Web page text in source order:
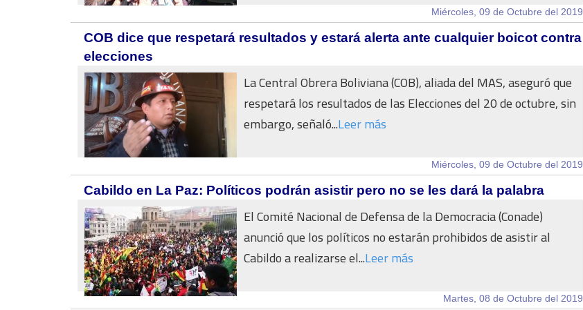
Miércoles, 09 de Octubre del 2019
COB dice que respetará resultados y estará alerta ante cualquier boicot contra
elecciones
La Central Obrera Boliviana (COB), aliada del MAS, aseguró que
respetará los resultados de las Elecciones del 20 de octubre, sin
embargo, señaló...Leer más
Miércoles, 09 de Octubre del 2019
Cabildo en La Paz: Políticos podrán asistir pero no se les dará la palabra
El Comité Nacional de Defensa de la Democracia (Conade)
anunció que los políticos no estarán prohibidos de asistir al
Cabildo a realizarse el...Leer más
Martes, 08 de Octubre del 2019